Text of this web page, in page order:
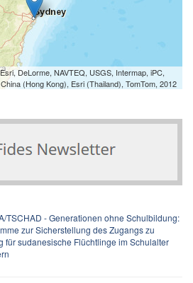
DeLorme, NAVTEQ, USGS, Intermap, iPC,
(Hong Kong), Esri (Thailand), TomTom, 2012
TSCHAD - Generationen ohne Schulbildung:
zur Sicherstellung des Zugangs zu
für sudanesische Flüchtlinge im Schulalter